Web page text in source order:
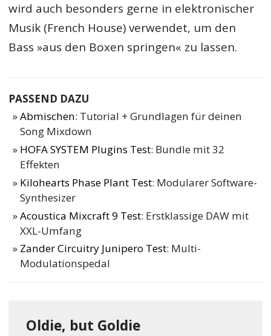
wird auch besonders gerne in elektronischer
Musik (French House) verwendet, um den
Bass »aus den Boxen springen« zu lassen.
PASSEND DAZU
Abmischen: Tutorial + Grundlagen für deinen
Song Mixdown
HOFA SYSTEM Plugins Test: Bundle mit 32
Effekten
Kilohearts Phase Plant Test: Modularer Software-
Synthesizer
Acoustica Mixcraft 9 Test: Erstklassige DAW mit
XXL-Umfang
Zander Circuitry Junipero Test: Multi-
Modulationspedal
Oldie, but Goldie